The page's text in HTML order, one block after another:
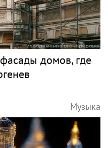
концерты в
этом году